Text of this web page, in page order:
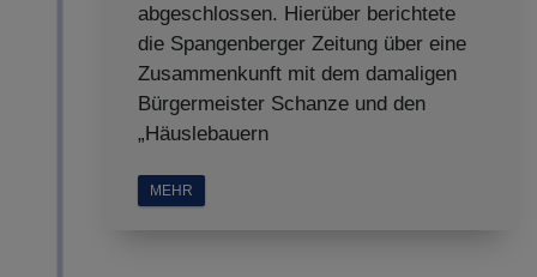
abgeschlossen. Hierüber berichtete
die Spangenberger Zeitung über eine
Zusammenkunft mit dem damaligen
Bürgermeister Schanze und den
„Häuslebauern
MEHR